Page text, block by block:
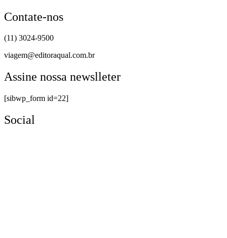
Contate-nos
(11) 3024-9500
viagem@editoraqual.com.br
Assine nossa newslleter
[sibwp_form id=22]
Social